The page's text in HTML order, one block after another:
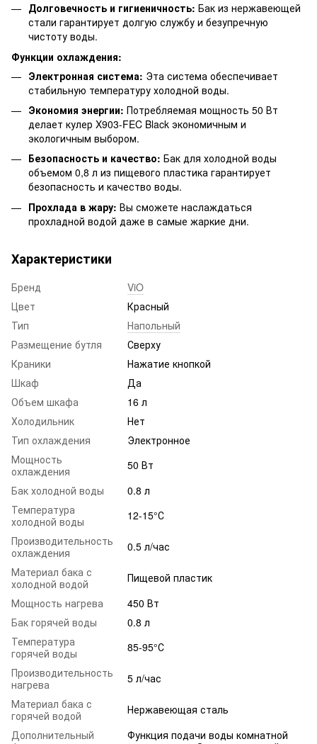
Долговечность и гигиеничность: Бак из нержавеющей
стали гарантирует долгую службу и безупречную
чистоту воды.
Функции охлаждения:
Электронная система: Эта система обеспечивает
стабильную температуру холодной воды.
Экономия энергии: Потребляемая мощность 50 Вт
делает кулер X903-FEC Black экономичным и
экологичным выбором.
Безопасность и качество: Бак для холодной воды
объемом 0,8 л из пищевого пластика гарантирует
безопасность и качество воды.
Прохлада в жару: Вы сможете наслаждаться
прохладной водой даже в самые жаркие дни.
Характеристики
Бренд
ViO
Цвет
Красный
Тип
Напольный
Размещение бутля
Сверху
Краники
Нажатие кнопкой
Шкаф
Да
Объем шкафа
16 л
Холодильник
Нет
Тип охлаждения
Электронное
Мощность
охлаждения
50 Вт
Бак холодной воды
0.8 л
Температура
холодной воды
12-15°С
Производительность
охлаждения
0.5 л/час
Материал бака с
холодной водой
Пищевой пластик
Мощность нагрева
450 Вт
Бак горячей воды
0.8 л
Температура
горячей воды
85-95°С
Производительность
нагрева
5 л/час
Материал бака с
горячей водой
Нержавеющая сталь
Дополнительный
Функция подачи воды комнатной